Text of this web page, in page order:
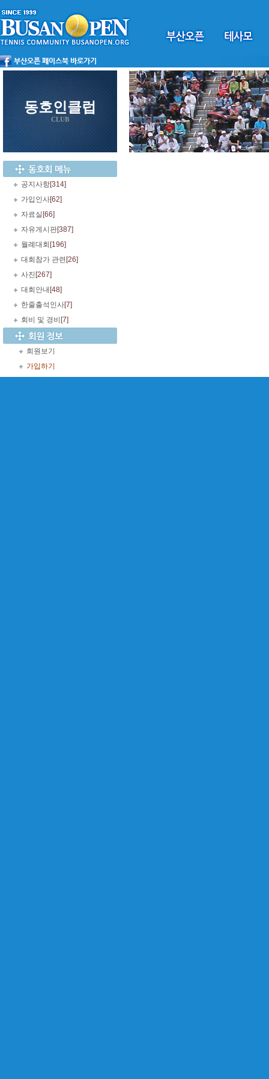
동호인클럽
CLUB
공지사항[314]
가입인사[62]
자료실 [66]
자유게시판[387]
월례대회 [196]
대회참가 관련 [26]
사진 [267]
대회안내 [48]
한줄출석인사[7]
회비 및 경비 [7]
회원보기
가입하기